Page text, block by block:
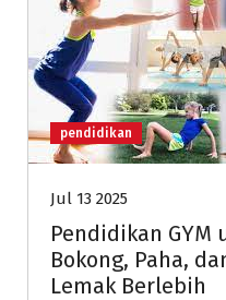
pendidikan
Jul 13 2025
Pendidikan GYM
Bokong, Paha,
Lemak Berlebih